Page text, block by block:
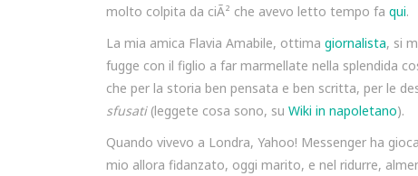
molto colpita da ciÃ² che avevo letto tempo fa qui.
La mia amica Flavia Amabile, ottima giornalista, si
fugge con il figlio a far marmellate nella splendida
che per la storia ben pensata e ben scritta, per le
sfusati(leggete cosa sono, su Wiki in napoletano).
Quando vivevo a Londra, Yahoo! Messenger ha
mio allora fidanzato, oggi marito, e nel ridurre,